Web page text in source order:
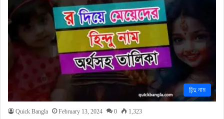
হিন্দু নাম
Quick Bangla February 13, 2024 0 1,323